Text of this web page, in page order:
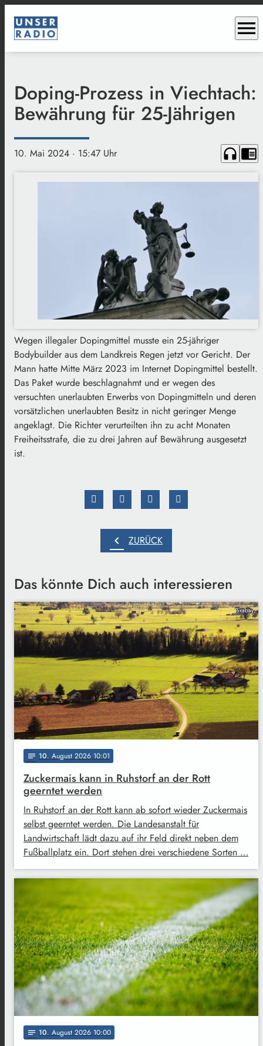
menu
Doping-Prozess in Viechtach:
Bewährung für 25-Jährigen
10. Mai 2024 · 15:47 Uhr headphones chrome_reader_mode
Wegen illegaler Dopingmittel musste ein 25-jähriger
Bodybuilder aus dem Landkreis Regen jetzt vor Gericht. Der
Mann hatte Mitte März 2023 im Internet Dopingmittel bestellt.
Das Paket wurde beschlagnahmt und er wegen des
versuchten unerlaubten Erwerbs von Dopingmitteln und deren
vorsätzlichen unerlaubten Besitz in nicht geringer Menge
angeklagt. Die Richter verurteilten ihn zu acht Monaten
Freiheitsstrafe, die zu drei Jahren auf Bewährung ausgesetzt
ist.
chevron_left ZURÜCK
Das könnte Dich auch interessieren
Pixabay
notes 10. August 2026 10:01
Zuckermais kann in Ruhstorf an der Rott
geerntet werden
In Ruhstorf an der Rott kann ab sofort wieder Zuckermais
selbst geerntet werden. Die Landesanstalt für
Landwirtschaft lädt dazu auf ihr Feld direkt neben dem
Fußballplatz ein. Dort stehen drei verschiedene Sorten …
notes 10. August 2026 10:00